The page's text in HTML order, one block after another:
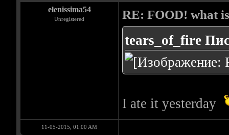
elenissima54
Unregistered RE: FOOD! what
tears_of_fire
I ate it yesterday
11-05-2015, 01:00 AM